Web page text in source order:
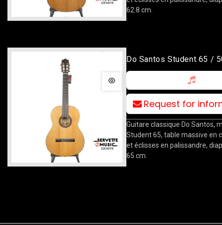
62.8 cm.
Do Santos Student 65 /
Request for
Guitare classique Do Santos,
Student 65, table massive en
et éclisses en palissandre,
65 cm.